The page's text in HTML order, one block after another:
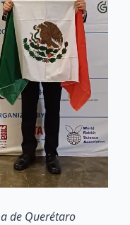
de Querétaro